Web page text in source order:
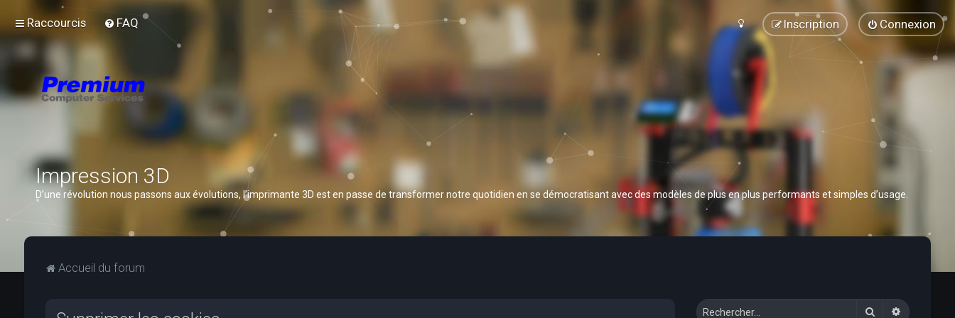
Raccourcis FAQ Connexion
Inscription
Impression 3D
D’une révolution nous passons aux évolutions, l’imprimante 3D est en passe de transformer notre quotidien en se démocratisant avec des modèles de plus en plus performants et simples d’usage.
Accueil du forum
Rechercher